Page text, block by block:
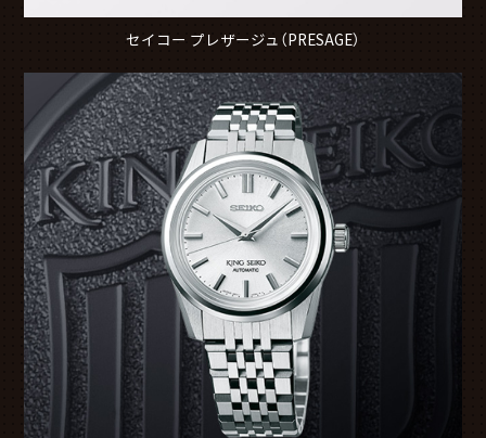
セイコー プレザージュ（PRESAGE）